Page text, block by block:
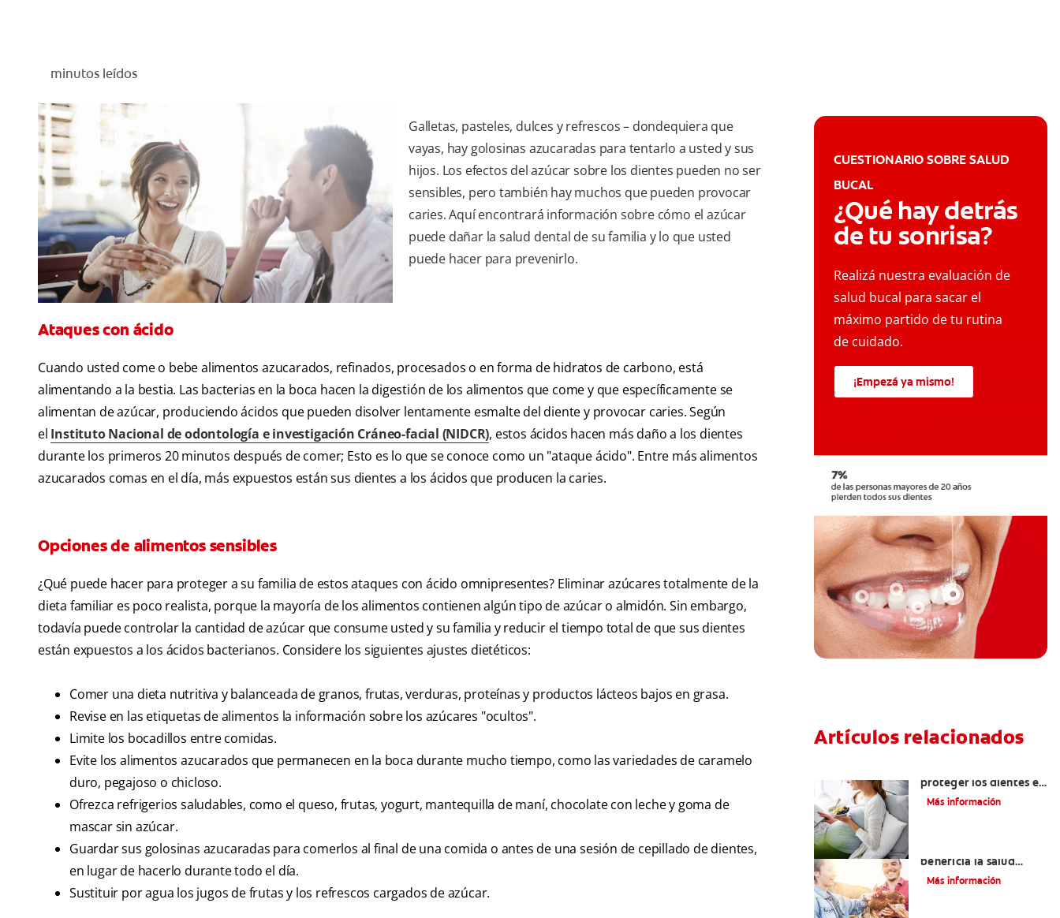
minutos leídos
Galletas, pasteles, dulces y refrescos – dondequiera que
vayas, hay golosinas azucaradas para tentarlo a usted y sus
hijos. Los efectos del azúcar sobre los dientes pueden no ser
sensibles, pero también hay muchos que pueden provocar
caries. Aquí encontrará información sobre cómo el azúcar
puede dañar la salud dental de su familia y lo que usted
puede hacer para prevenirlo.
Ataques con ácido
Cuando usted come o bebe alimentos azucarados, refinados, procesados o en forma de hidratos de carbono, está
alimentando a la bestia. Las bacterias en la boca hacen la digestión de los alimentos que come y que específicamente se
alimentan de azúcar, produciendo ácidos que pueden disolver lentamente esmalte del diente y provocar caries. Según
el Instituto Nacional de odontología e investigación Cráneo-facial (NIDCR), estos ácidos hacen más daño a los dientes
durante los primeros 20 minutos después de comer; Esto es lo que se conoce como un "ataque ácido". Entre más alimentos
azucarados comas en el día, más expuestos están sus dientes a los ácidos que producen la caries.
Opciones de alimentos sensibles
¿Qué puede hacer para proteger a su familia de estos ataques con ácido omnipresentes? Eliminar azúcares totalmente de la
dieta familiar es poco realista, porque la mayoría de los alimentos contienen algún tipo de azúcar o almidón. Sin embargo,
todavía puede controlar la cantidad de azúcar que consume usted y su familia y reducir el tiempo total de que sus dientes
están expuestos a los ácidos bacterianos. Considere los siguientes ajustes dietéticos:
Comer una dieta nutritiva y balanceada de granos, frutas, verduras, proteínas y productos lácteos bajos en grasa.
Revise en las etiquetas de alimentos la información sobre los azúcares "ocultos".
Limite los bocadillos entre comidas.
Evite los alimentos azucarados que permanecen en la boca durante mucho tiempo, como las variedades de caramelo
duro, pegajoso o chicloso.
Ofrezca refrigerios saludables, como el queso, frutas, yogurt, mantequilla de maní, chocolate con leche y goma de
mascar sin azúcar.
Guardar sus golosinas azucaradas para comerlos al final de una comida o antes de una sesión de cepillado de dientes,
en lugar de hacerlo durante todo el día.
Sustituir por agua los jugos de frutas y los refrescos cargados de azúcar.
CUESTIONARIO SOBRE SALUD
BUCAL
¿Qué hay detrás
de tu sonrisa?
Realizá nuestra evaluación de
salud bucal para sacar el
máximo partido de tu rutina
de cuidado.
¡Empezá ya mismo!
Artículos relacionados
proteger los dientes en
el embarazo
Más información
beneficia la salud
bucal?
Más información